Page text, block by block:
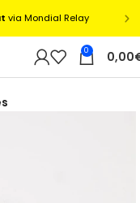
0 0,00